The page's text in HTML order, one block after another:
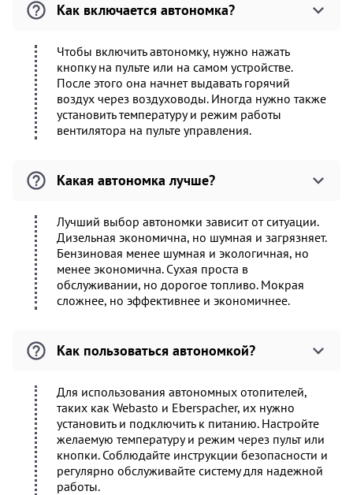
Как включается автономка?
Чтобы включить автономку, нужно нажать
кнопку на пульте или на самом устройстве.
После этого она начнет выдавать горячий
воздух через воздуховоды. Иногда нужно также
установить температуру и режим работы
вентилятора на пульте управления.
Какая автономка лучше?
Лучший выбор автономки зависит от ситуации.
Дизельная экономична, но шумная и загрязняет.
Бензиновая менее шумная и экологичная, но
менее экономична. Сухая проста в
обслуживании, но дорогое топливо. Мокрая
сложнее, но эффективнее и экономичнее.
Как пользоваться автономкой?
Для использования автономных отопителей,
таких как Webasto и Eberspacher, их нужно
установить и подключить к питанию. Настройте
желаемую температуру и режим через пульт или
кнопки. Соблюдайте инструкции безопасности и
регулярно обслуживайте систему для надежной
работы.